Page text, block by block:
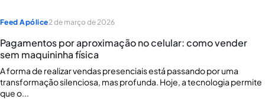
Feed Apólice2 de março de 2026
Pagamentos por aproximação no celular: como vender
sem maquininha física
A forma de realizar vendas presenciais está passando por uma
transformação silenciosa, mas profunda. Hoje, a tecnologia permite
que o...